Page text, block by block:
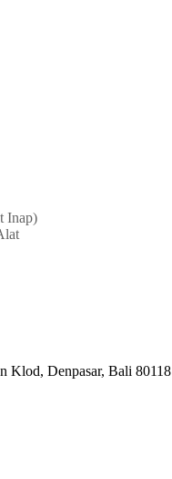
Inap)
Klod, Denpasar, Bali 80118